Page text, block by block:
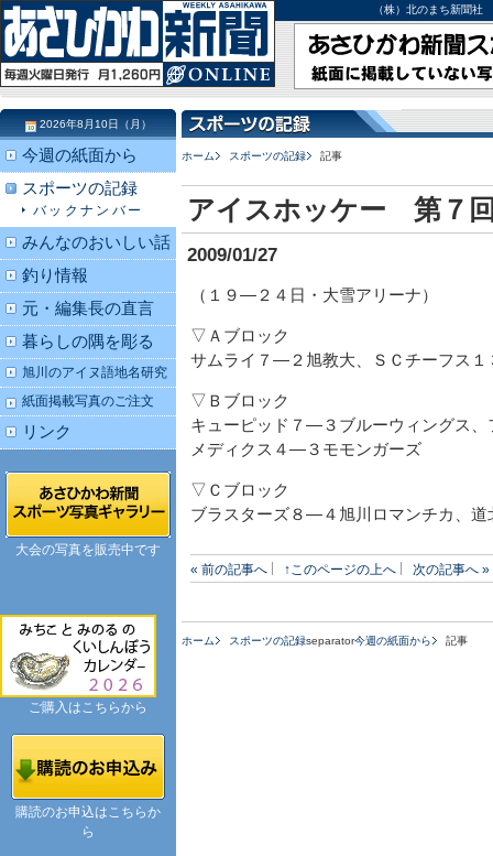
（株）北のまち新聞
ホーム スポーツの記録 記事
アイスホッケー 第７
2009/01/27
（１９―２４日・大雪アリーナ）
▽Ａブロック
サムライ７―２旭教大、ＳＣチーフス
▽Ｂブロック
キューピッド７―３ブルーウィングス
メディクス４―３モモンガーズ
▽Ｃブロック
ブラスターズ８―４旭川ロマンチカ、
« 前の記事へ ↑このページの上へ 次の記事へ »
ホーム スポーツの記録separator今週の紙面から 記事
2026年8月10日（月）
今週の紙面から
スポーツの記録
バックナンバー
みんなのおいしい話
釣り情報
元・編集長の直言
暮らしの隅を彫る
旭川のアイヌ語地名研究
紙面掲載写真のご注文
リンク
大会の写真を販売中です
ご購入はこちらから
購読のお申込はこちらか
ら